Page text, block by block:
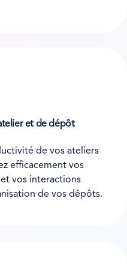
et de dépôt
de vos ateliers
efficacement vos
vos interactions
de vos dépôts.